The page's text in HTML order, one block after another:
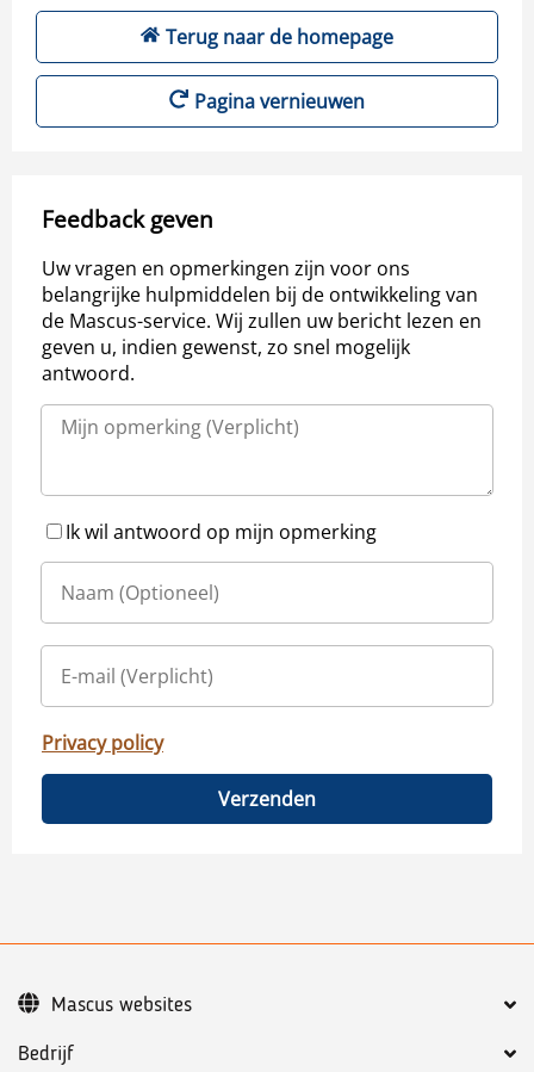
Terug naar de homepage
Pagina vernieuwen
Feedback geven
Uw vragen en opmerkingen zijn voor ons
belangrijke hulpmiddelen bij de ontwikkeling van
de Mascus-service. Wij zullen uw bericht lezen en
geven u, indien gewenst, zo snel mogelijk
antwoord.
Ik wil antwoord op mijn opmerking
Privacy policy
Verzenden
Bedrijf
Mascus websites